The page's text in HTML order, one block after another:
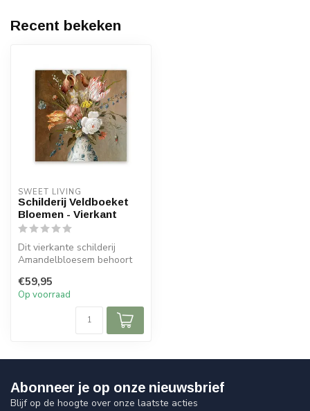
Recent bekeken
SWEET LIVING
Schilderij Veldboeket
Bloemen - Vierkant
Dit vierkante schilderij
Amandelbloesem behoort
Livin...
€59,95
Op voorraad
Abonneer je op onze nieuwsbrief
Blijf op de hoogte over onze laatste acties